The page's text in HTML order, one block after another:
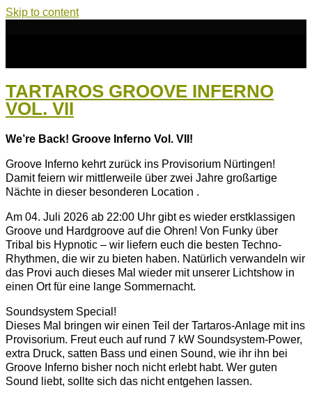
Skip to content
TARTAROS GROOVE INFERNO
VOL. VII
We’re Back! Groove Inferno Vol. VII!
Groove Inferno kehrt zurück ins Provisorium Nürtingen!
Damit feiern wir mittlerweile über zwei Jahre großartige
Nächte in dieser besonderen Location .
Am 04. Juli 2026 ab 22:00 Uhr gibt es wieder erstklassigen
Groove und Hardgroove auf die Ohren! Von Funky über
Tribal bis Hypnotic – wir liefern euch die besten Techno-
Rhythmen, die wir zu bieten haben. Natürlich verwandeln wir
das Provi auch dieses Mal wieder mit unserer Lichtshow in
einen Ort für eine lange Sommernacht.
Soundsystem Special!
Dieses Mal bringen wir einen Teil der Tartaros-Anlage mit ins
Provisorium. Freut euch auf rund 7 kW Soundsystem-Power,
extra Druck, satten Bass und einen Sound, wie ihr ihn bei
Groove Inferno bisher noch nicht erlebt habt. Wer guten
Sound liebt, sollte sich das nicht entgehen lassen.